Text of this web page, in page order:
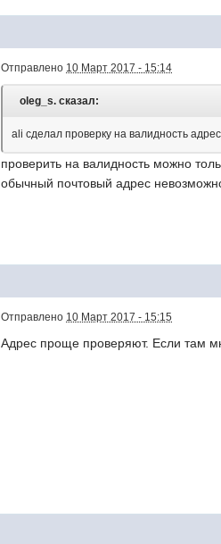
Отправлено 10 Март 2017 - 15:14
oleg_s. сказал:
ali сделал проверку на валидность
проверить на валидность можно
обычный почтовый адрес
Отправлено 10 Март 2017 - 15:15
Адрес проще проверяют. Если там